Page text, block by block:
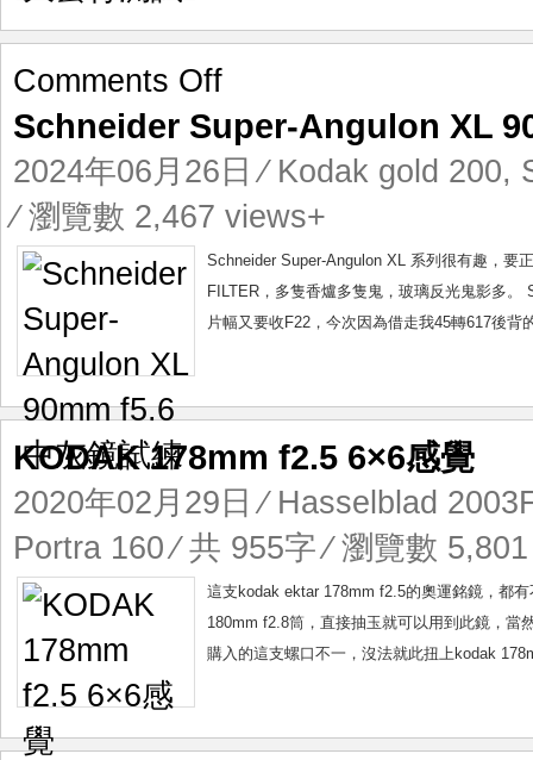
Comments Offon
Super-
Angulon
XL
90mm
f5.6
中
試
Schneider Super-Angulon XL
2024年06月26日 ⁄ Kodak gold 200,
⁄ 瀏覽數 2,467 views+
Schneider Super-Angulon XL 系列很有趣，要
FILTER，多隻香爐多隻鬼，玻璃反光鬼影多
片幅又要收F22，今次因為借走我45轉617後
KODAK 178mm f2.5 6×6感覺
2020年02月29日 ⁄ Hasselblad
Portra 160⁄ 共 955字 ⁄ 瀏覽數
這支kodak ektar 178mm f2.5的奧運銘鏡，都
180mm f2.8筒，直接抽玉就可以用到此鏡，當
購入的這支螺口不一，沒法就此扭上kodak